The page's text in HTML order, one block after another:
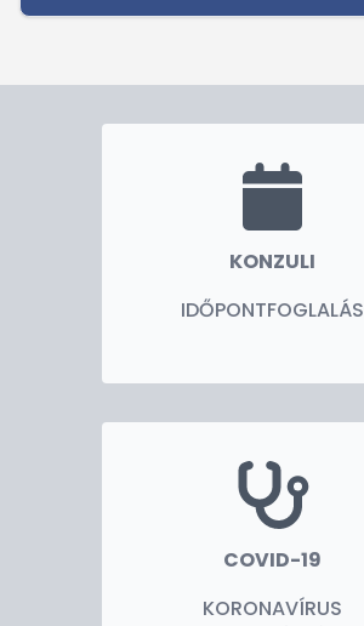
KONZULI
IDŐPONTFOGLALÁS
COVID-19
KORONAVÍRUS